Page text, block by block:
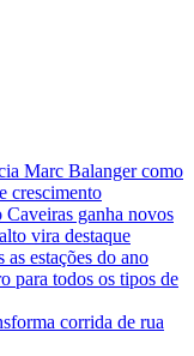
Marc Balanger como
crescimento
Caveiras ganha novos
vira destaque
estações do ano
para todos os tipos de
corrida de rua